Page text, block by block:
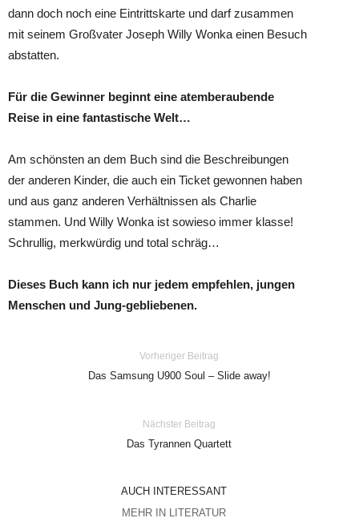
dann doch noch eine Eintrittskarte und darf zusammen
mit seinem Großvater Joseph Willy Wonka einen Besuch
abstatten.
Für die Gewinner beginnt eine atemberaubende
Reise in eine fantastische Welt…
Am schönsten an dem Buch sind die Beschreibungen
der anderen Kinder, die auch ein Ticket gewonnen haben
und aus ganz anderen Verhältnissen als Charlie
stammen. Und Willy Wonka ist sowieso immer klasse!
Schrullig, merkwürdig und total schräg…
Dieses Buch kann ich nur jedem empfehlen, jungen
Menschen und Jung-gebliebenen.
Vorheriger Beitrag
Das Samsung U900 Soul – Slide away!
Nächster Beitrag
Das Tyrannen Quartett
AUCH INTERESSANT
MEHR IN LITERATUR